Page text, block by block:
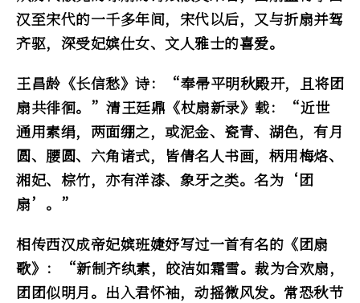
汉至宋代的一千多年间，宋代以后，又与折扇并驾
齐驱，深受妃嫔仕女、文人雅士的喜爱。
王昌龄《长信愁》诗：“奉帚平明秋殿开，且将团
扇共徘徊。”清王廷鼎《杖扇新录》载：“近世
通用素绢，两面绷之，或泥金、瓷青、湖色，有月
圆、腰圆、六角诸式，皆倩名人书画，柄用梅烙、
湘妃、棕竹，亦有洋漆、象牙之类。名为‘团
扇’。”
相传西汉成帝妃嫔班婕妤写过一首有名的《团扇
歌》：“新制齐纨素，皎洁如霜雪。裁为合欢扇，
团团似明月。出入君怀袖，动摇微风发。常恐秋节